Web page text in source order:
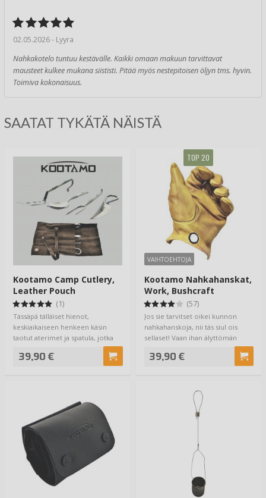
02.05.2026 - Lyyra
Nahkakotelo tuntuu kestävälle. Kaikki omaan makuun tarvittavat
mausteet kulkee mukana siististi. Pitää myös nestepitoisen öljyn tms. hyvin.
Toimiva kokonaisuus.
SAATAT TYKÄTÄ NÄISTÄ
Kootamo Camp Cutlery,
Leather Pouch
(1)
Tässäpä tälläiset hienot,
keskiaikaiseen henkeen käsin
taotut aterimet ja spatula, jotka
39,90 €
TOP 20
VAIHTOEHTOJA
Kootamo Nahkahanskat,
Work, Bushcraft
(57)
Jos sie tarvitset oikei kunnon
nahkahanskoja, nii täs siul ois
sellaset! Vaan ihan älyttömän
39,90 €